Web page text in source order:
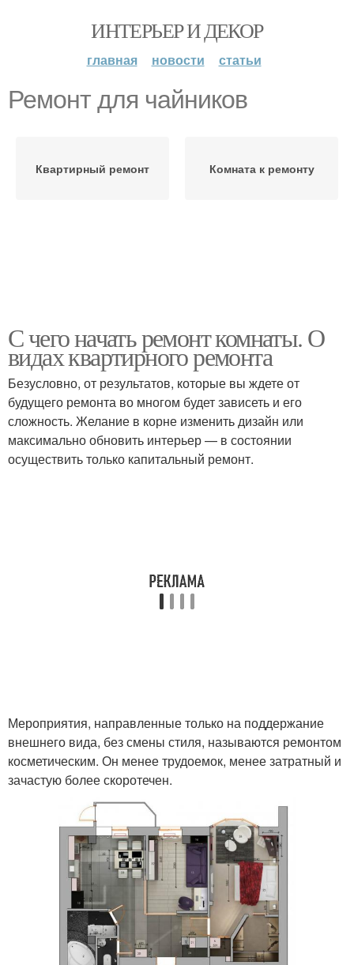
ИНТЕРЬЕР И ДЕКОР
главная новости статьи
Ремонт для чайников
Квартирный ремонт Комната к ремонту
С чего начать ремонт комнаты. О
видах квартирного ремонта
Безусловно, от результатов, которые вы ждете от
будущего ремонта во многом будет зависеть и его
сложность. Желание в корне изменить дизайн или
максимально обновить интерьер — в состоянии
осуществить только капитальный ремонт.
Мероприятия, направленные только на поддержание
внешнего вида, без смены стиля, называются ремонтом
косметическим. Он менее трудоемок, менее затратный и
зачастую более скоротечен.